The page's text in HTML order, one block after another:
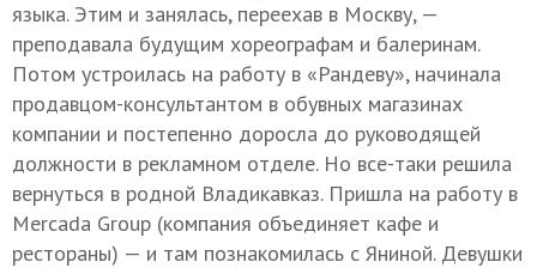
языка. Этим и занялась, переехав в Москву, —
преподавала будущим хореографам и балеринам.
Потом устроилась на работу в «Рандеву», начинала
продавцом-консультантом в обувных магазинах
компании и постепенно доросла до руководящей
должности в рекламном отделе. Но все-таки решила
вернуться в родной Владикавказ. Пришла на работу в
Mercada Group (компания объединяет кафе и
рестораны) — и там познакомилась с Яниной. Девушки